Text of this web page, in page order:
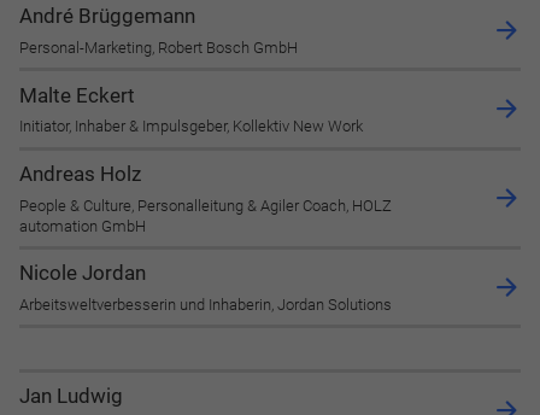
André Brüggemann
Personal-Marketing, Robert Bosch GmbH
Malte Eckert
Initiator, Inhaber & Impulsgeber, Kollektiv New Work
Andreas Holz
People & Culture, Personalleitung & Agiler Coach, HOLZ
automation GmbH
Nicole Jordan
Arbeitsweltverbesserin und Inhaberin, Jordan Solutions
Jan Ludwig
Diese werden für die Grundfunktionen der Website benötigt
und helfen dabei, unsere Website nutzbar zu machen sowie
Cookie Informationen anzeigen
anonymes Tracking zu aktivieren. Hierbei werden können